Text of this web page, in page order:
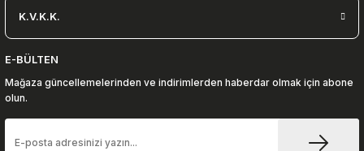
K.V.K.K.
E-BÜLTEN
Mağaza güncellemelerinden ve indirimlerden haberdar olmak için abone
olun.